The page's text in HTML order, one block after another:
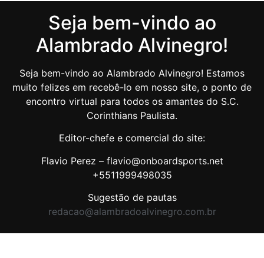
Seja bem-vindo ao
Alambrado Alvinegro!
Seja bem-vindo ao Alambrado Alvinegro! Estamos
muito felizes em recebê-lo em nosso site, o ponto de
encontro virtual para todos os amantes do S.C.
Corinthians Paulista.
Editor-chefe e comercial do site:
Flavio Perez – flavio@onboardsports.net
+5511999498035
Sugestão de pautas
redacao@alambradoalvinegro.com.br